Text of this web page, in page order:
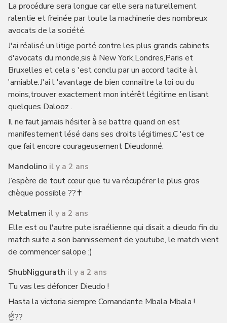
La procédure sera longue car elle sera naturellement
ralentie et freinée par toute la machinerie des nombreux
avocats de la société.
J'ai réalisé un litige porté contre les plus grands cabinets
d'avocats du monde,sis à New York,Londres,Paris et
Bruxelles et cela s 'est conclu par un accord tacite à l
'amiable.J'ai l 'avantage de bien connaître la loi ou du
moins,trouver exactement mon intérêt légitime en lisant
quelques Dalooz .
Il ne faut jamais hésiter à se battre quand on est
manifestement lésé dans ses droits légitimes.C 'est ce
que fait encore courageusement Dieudonné.
Mandolino il y a 2 ans
J’espère de tout cœur que tu va récupérer le plus gros
chèque possible ??✝️
Metalmen il y a 2 ans
Elle est ou l'autre pute israélienne qui disait a dieudo fin du
match suite a son bannissement de youtube, le match vient
de commencer salope ;)
ShubNiggurath il y a 2 ans
Tu vas les défoncer Dieudo !
Hasta la victoria siempre Comandante Mbala Mbala !
☝️??